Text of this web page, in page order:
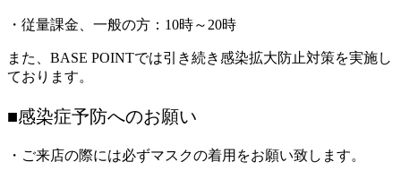
・従量課金、一般の方：10時～20時
また、BASE POINTでは引き続き感染拡大防止対策を実施し
ております。
■感染症予防へのお願い
・ご来店の際には必ずマスクの着用をお願い致します。